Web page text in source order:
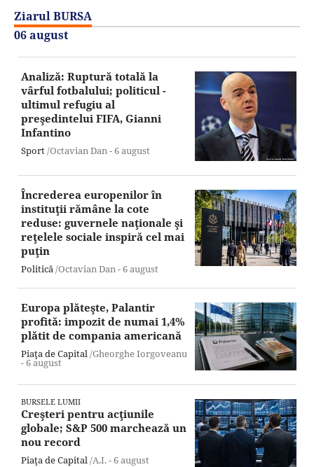
Ziarul BURSA
06 august
Analiză: Ruptură totală la
vârful fotbalului; politicul -
ultimul refugiu al
preşedintelui FIFA, Gianni
Infantino
Sport/Octavian Dan -6 august
Încrederea europenilor în
instituţii rămâne la cote
reduse: guvernele naţionale şi
reţelele sociale inspiră cel mai
puţin
Politică/Octavian Dan -6 august
Europa plăteşte, Palantir
profită: impozit de numai 1,4%
plătit de compania americană
Piaţa de Capital/Gheorghe Iorgoveanu
-6 august
BURSELE LUMII
Creşteri pentru acţiunile
globale; S&P 500 marchează un
nou record
Piaţa de Capital/A.I. -6 august